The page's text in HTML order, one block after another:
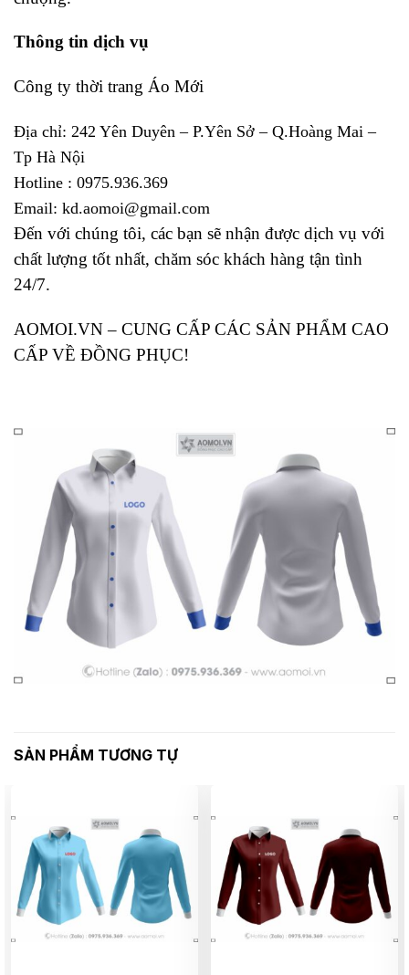
Thông tin dịch vụ
Công ty thời trang Áo Mới
Địa chỉ: 242 Yên Duyên – P.Yên Sở – Q.Hoàng Mai –
Tp Hà Nội
Hotline : 0975.936.369
Email: kd.aomoi@gmail.com
Đến với chúng tôi, các bạn sẽ nhận được dịch vụ với
chất lượng tốt nhất, chăm sóc khách hàng tận tình
24/7.
AOMOI.VN – CUNG CẤP CÁC SẢN PHẨM CAO
CẤP VỀ ĐỒNG PHỤC!
SẢN PHẨM TƯƠNG TỰ